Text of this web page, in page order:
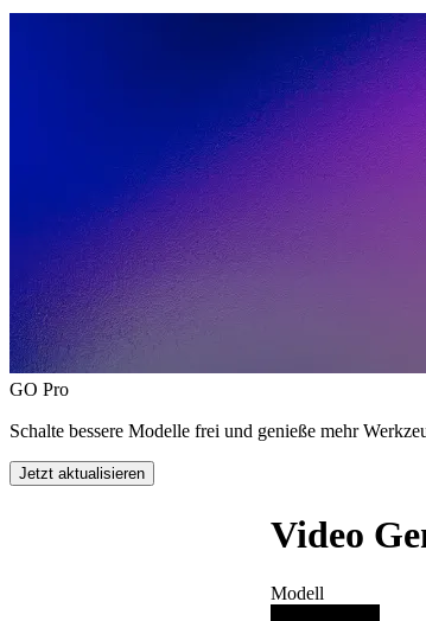
GO Pro
Schalte bessere Modelle frei und genieße mehr
Jetzt aktualisieren
Video
Modell